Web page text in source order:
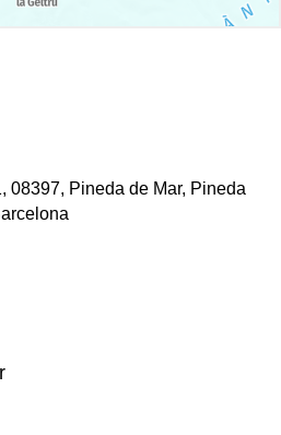
08397, Pineda de Mar, Pineda